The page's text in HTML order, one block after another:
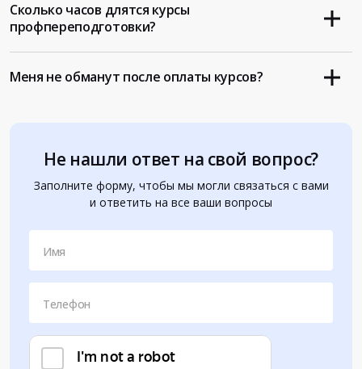
Не нашли ответ на свой вопрос?
Заполните форму, чтобы мы могли связаться с вами
и ответить на все ваши вопросы
Имя
Телефон
Сколько часов длятся курсы
профпереподготовки?
Меня не обманут после оплаты курсов?